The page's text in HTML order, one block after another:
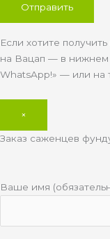
Если хотите
на Вацап — в нижнем
WhatsApp!» — или на
×
Заказ саженцев
Ваше имя